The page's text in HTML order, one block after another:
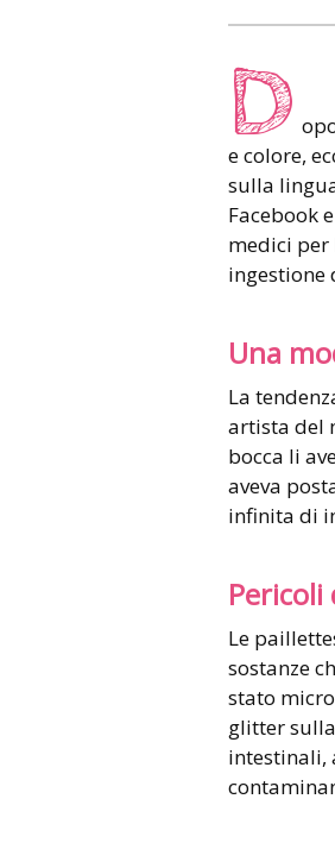
D
e colore,
sulla
Facebook
medici per
ingestione
Una
La
artista del
bocca li
aveva
infinita di
Pericoli
Le
sostanze
stato
glitter
intestinali,